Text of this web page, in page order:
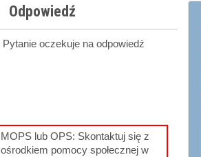
Odpowiedź
Pytanie oczekuje na odpowiedź
MOPS lub OPS: Skontaktuj się z
ośrodkiem pomocy społecznej w